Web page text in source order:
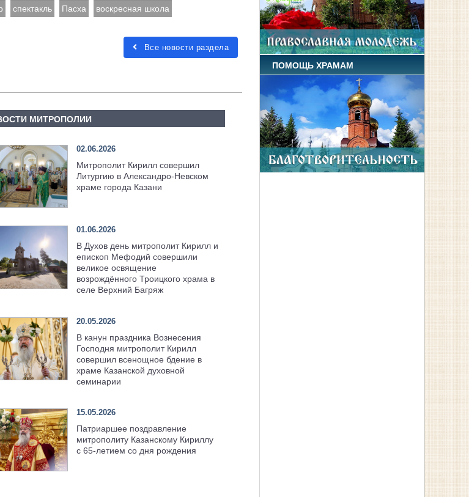
спектакль Пасха воскресная школа
Все новости раздела
МИТРОПОЛИИ
02.06.2026
Митрополит Кирилл совершил
Литургию в Александро-Невском
храме города Казани
01.06.2026
В Духов день митрополит Кирилл и
епископ Мефодий совершили
великое освящение
возрождённого Троицкого храма в
селе Верхний Багряж
20.05.2026
В канун праздника Вознесения
Господня митрополит Кирилл
совершил всенощное бдение в
храме Казанской духовной
семинарии
15.05.2026
Патриаршее поздравление
митрополиту Казанскому Кириллу
с 65-летием со дня рождения
ПОМОЩЬ ХРАМАМ